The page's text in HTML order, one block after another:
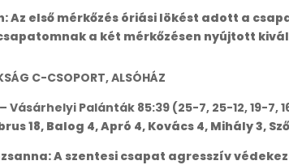
Az első mérkőzés óriási lökést adott a
a két mérkőzésen nyújtott
C-CSOPORT, ALSÓHÁZ
Vásárhelyi Palánták 85:39 (25-7, 25-12, 19-7,
18, Balog 4, Apró 4, Kovács 4, Mihály 3,
A szentesi csapat agresszív